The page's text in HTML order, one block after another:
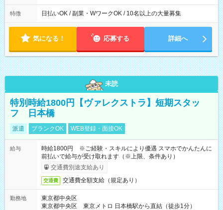
特徴 日払いOK / 副業・WワークOK / 10名以上の大量募集
気になる！ 応募する 詳細へ
未読
特別時給1800円【ヴァレクストラ】短期スタッ
フ 日本橋
派遣 ブランクOK WEB登録・面接OK
給与
時給1800円 ※ご経験・スキルにより優遇 スマホでかんたんに
前払いで給与が受け取れます（※上限、条件あり）
交通費別途支給あり
交通費 交通費全額支給（規定あり）
勤務地
東京都中央区
東京都中央区 東京メトロ 日本橋駅から直結（徒歩1分）